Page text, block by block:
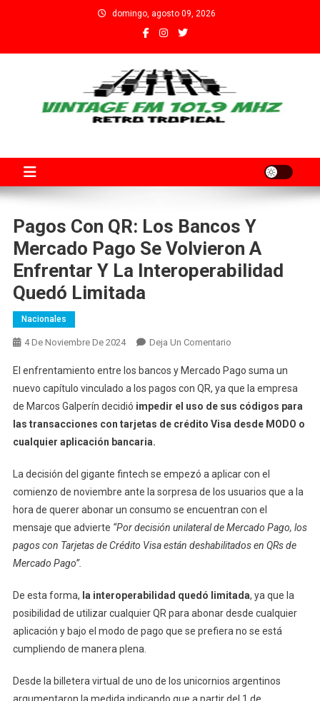
domingo, agosto 09, 2026
Pagos Con QR: Los Bancos Y
Mercado Pago Se Volvieron A
Enfrentar Y La Interoperabilidad
Quedó Limitada
Nacionales
4 De Noviembre De 2024 Deja Un ComentarioEn
Con
QR:
Los
Bancos
Pago
Se
Volvieron
A
Quedó
Limitada
El enfrentamiento entre los bancos y Mercado Pago suma un
nuevo capítulo vinculado a los pagos con QR, ya que la empresa
de Marcos Galperín decidió impedir el uso de sus códigos para
las transacciones con tarjetas de crédito Visa desde MODO o
cualquier aplicación bancaria.
La decisión del gigante fintech se empezó a aplicar con el
comienzo de noviembre ante la sorpresa de los usuarios que a la
hora de querer abonar un consumo se encuentran con el
mensaje que advierte “Por decisión unilateral de Mercado Pago, los
pagos con Tarjetas de Crédito Visa están deshabilitados en QRs de
Mercado Pago”.
De esta forma, la interoperabilidad quedó limitada, ya que la
posibilidad de utilizar cualquier QR para abonar desde cualquier
aplicación y bajo el modo de pago que se prefiera no se está
cumpliendo de manera plena.
Desde la billetera virtual de uno de los unicornios argentinos
argumentaron la medida indicando que a partir del 1 de